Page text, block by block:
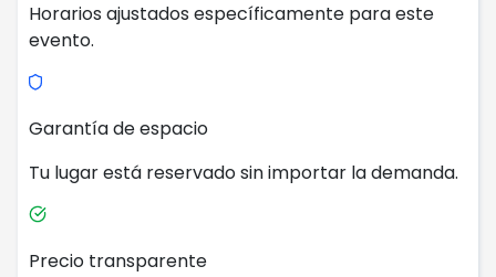
Horarios ajustados específicamente para este
evento.
Garantía de espacio
Tu lugar está reservado sin importar la demanda.
Precio transparente